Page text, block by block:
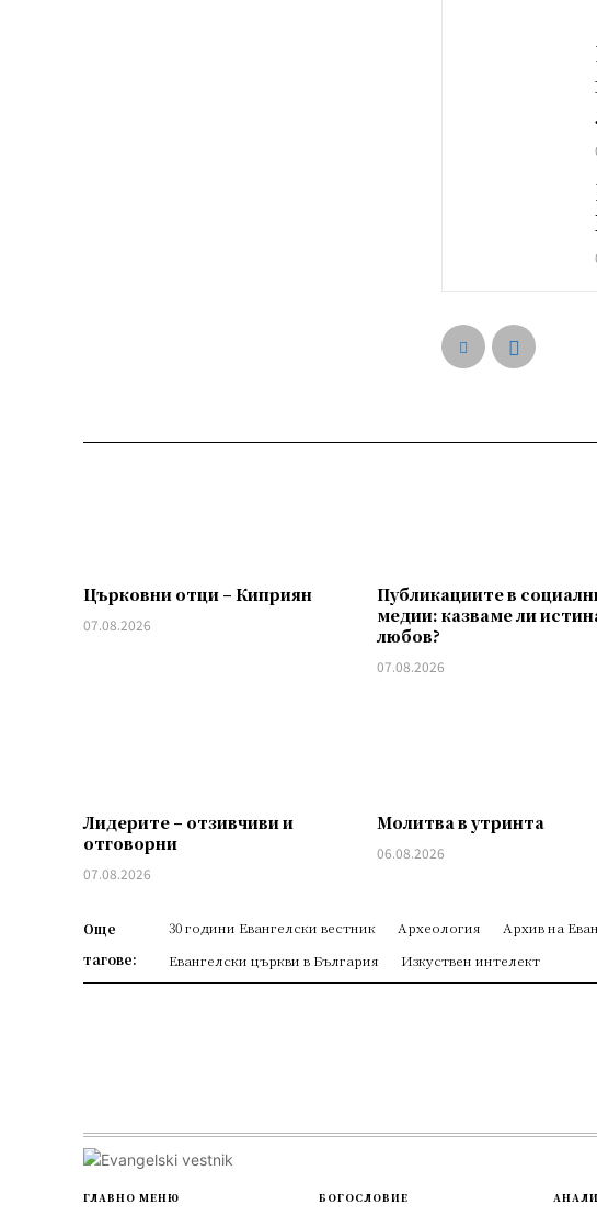
Църковни отци – Киприян
07.08.2026
Публикациите в
медии: казваме ли
любов?
07.08.2026
Лидерите – отзивчиви и
отговорни
07.08.2026
Молитва в утринта
06.08.2026
Още
тагове:
30 години Евангелски вестник Археология
Архив на
Евангелски църкви в България
Изкуствен интелект
ГЛАВНО МЕНЮ БОГОСЛОВИЕ